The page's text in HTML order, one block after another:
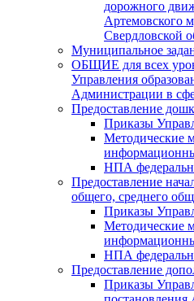
дорожного
Артемовского
Свердловской
Муниципальное
ОБЩИЕ для всех
Управления
Администрации в
Предоставление
Приказы
Методические
НПА
Предоставление
общего, среднего
Приказы
Методические
НПА
Предоставление
Приказы